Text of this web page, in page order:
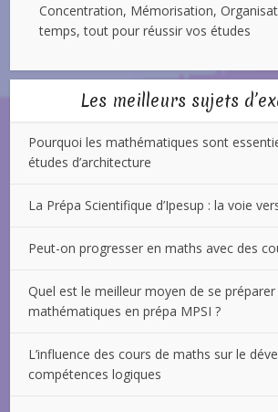
Concentration, Mémorisation,
temps, tout pour réussir vos études
Les meilleurs sujets
Pourquoi les mathématiques sont
études d’architecture
La Prépa Scientifique d’Ipesup : la voie
Peut-on progresser en maths avec des
Quel est le meilleur moyen de se
mathématiques en prépa MPSI ?
L’influence des cours de maths sur le
compétences logiques